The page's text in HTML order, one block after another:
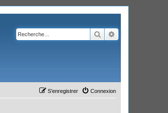
Rechercher
Connexion
S’enregistrer